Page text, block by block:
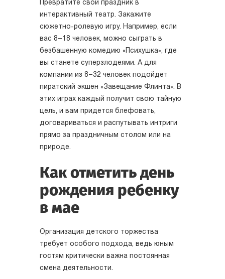
Превратите свой праздник в
интерактивный театр. Закажите
сюжетно-ролевую игру. Например, если
вас 8–18 человек, можно сыграть в
безбашенную комедию «Психушка», где
вы станете суперзлодеями. А для
компании из 8–32 человек подойдет
пиратский экшен «Завещание Флинта». В
этих играх каждый получит свою тайную
цель, и вам придется блефовать,
договариваться и распутывать интриги
прямо за праздничным столом или на
природе.
Как отметить день
рождения ребенку
в мае
Организация детского торжества
требует особого подхода, ведь юным
гостям критически важна постоянная
смена деятельности.